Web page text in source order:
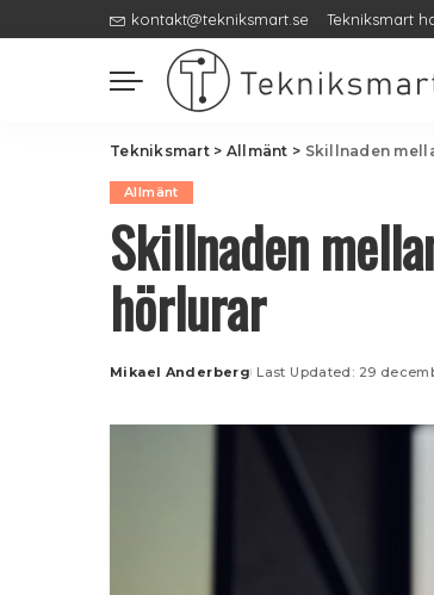
kontakt@tekniksmart.se Tekniksmart
Tekniksmart> Allmänt > Skillnaden
Allmänt
Skillnaden
hörlurar
Posted
Mikael Anderberg Last Updated: 29